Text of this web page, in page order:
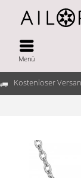
Kostenloser
Menü